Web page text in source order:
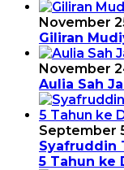
November
Giliran
November
Aulia Sah
September
Syafruddin
5 Tahun ke